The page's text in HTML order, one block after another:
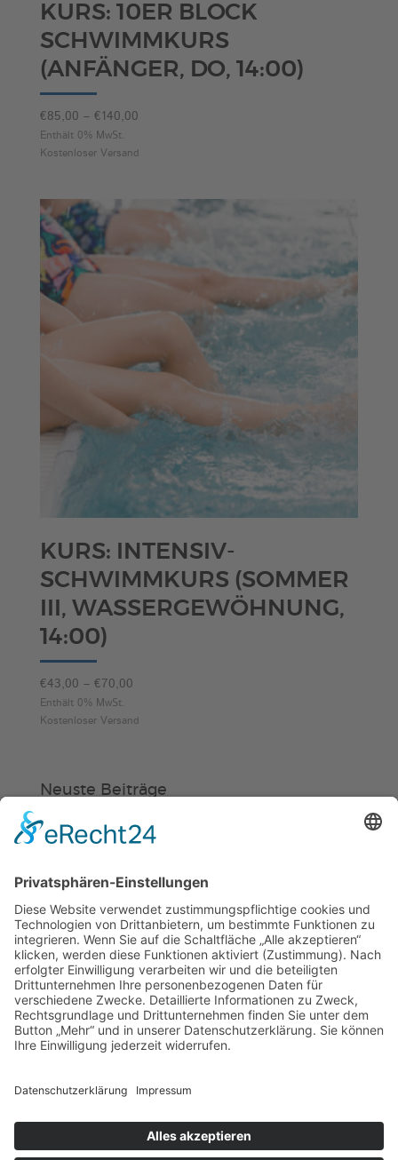
KURS: 10ER BLOCK
SCHWIMMKURS
(ANFÄNGER, DO, 14:00)
€85,00 – € 140,00Preisspanne:
bis
Enthält 0% MwSt.
Kostenloser Versand
KURS: INTENSIV-
SCHWIMMKURS (SOMMER
III, WASSERGEWÖHNUNG,
14:00)
€43,00 – €70,00Preisspanne:
bis
Enthält 0% MwSt.
Kostenloser Versand
Neuste Beiträge
Verein
ab 13 Uhr geschlossen
„Am Ende bekommt jeder ein
Schwimmabzeichen“
Sommercamps: Fußball, Tanz oder
Hockey